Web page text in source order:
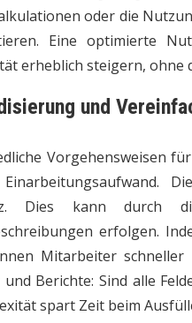
oder die
Eine optimierte
erheblich steigern, ohne
und
Vorgehensweisen
Dies kann durch
erfolgen.
Mitarbeiter
und Berichte: Sind alle
spart Zeit beim